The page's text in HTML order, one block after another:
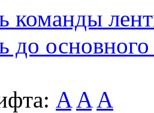
команды
до основного
A A A